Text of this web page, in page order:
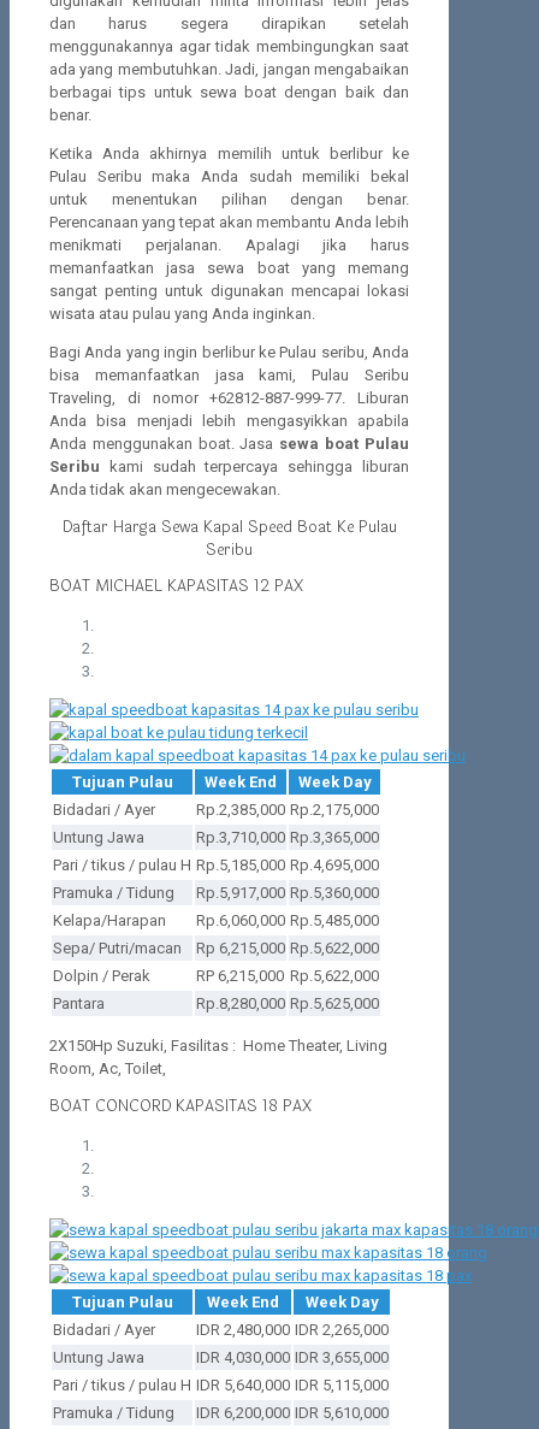
dan harus segera dirapikan setelah
menggunakannya agar tidak membingungkan saat
ada yang membutuhkan. Jadi, jangan mengabaikan
berbagai tips untuk sewa boat dengan baik dan
benar.
Ketika Anda akhirnya memilih untuk berlibur ke
Pulau Seribu maka Anda sudah memiliki bekal
untuk menentukan pilihan dengan benar.
Perencanaan yang tepat akan membantu Anda lebih
menikmati perjalanan. Apalagi jika harus
memanfaatkan jasa sewa boat yang memang
sangat penting untuk digunakan mencapai lokasi
wisata atau pulau yang Anda inginkan.
Bagi Anda yang ingin berlibur ke Pulau seribu, Anda
bisa memanfaatkan jasa kami, Pulau Seribu
Traveling, di nomor +62812-887-999-77. Liburan
Anda bisa menjadi lebih mengasyikkan apabila
Anda menggunakan boat. Jasa sewa boat Pulau
Seribu kami sudah terpercaya sehingga liburan
Anda tidak akan mengecewakan.
Daftar Harga Sewa Kapal Speed Boat Ke Pulau
Seribu
BOAT MICHAEL KAPASITAS 12 PAX
Tujuan Pulau Week End
Week Day
Bidadari / Ayer
Rp.2,385,000 Rp.2,175,000
Untung Jawa
Rp.3,710,000 Rp.3,365,000
Pari / tikus / pulau H Rp.5,185,000 Rp.4,695,000
Pramuka / Tidung
Rp.5,917,000 Rp.5,360,000
Kelapa/Harapan
Rp.6,060,000 Rp.5,485,000
Sepa/ Putri/macan
Rp 6,215,000 Rp.5,622,000
Dolpin / Perak
RP 6,215,000 Rp.5,622,000
Pantara
Rp.8,280,000 Rp.5,625,000
2X150Hp Suzuki, Fasilitas : Home Theater, Living
Room, Ac, Toilet,
BOAT CONCORD KAPASITAS 18 PAX
Tujuan Pulau Week End
Week Day
Bidadari / Ayer
IDR 2,480,000 IDR 2,265,000
Untung Jawa
IDR 4,030,000 IDR 3,655,000
Pari / tikus / pulau H IDR 5,640,000 IDR 5,115,000
Pramuka / Tidung
IDR 6,200,000 IDR 5,610,000